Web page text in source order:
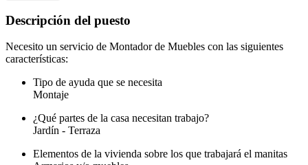
Descripción del puesto
Necesito un servicio de Montador de Muebles con las siguientes
características:
Tipo de ayuda que se necesita
Montaje
¿Qué partes de la casa necesitan trabajo?
Jardín - Terraza
Elementos de la vivienda sobre los que trabajará el manitas